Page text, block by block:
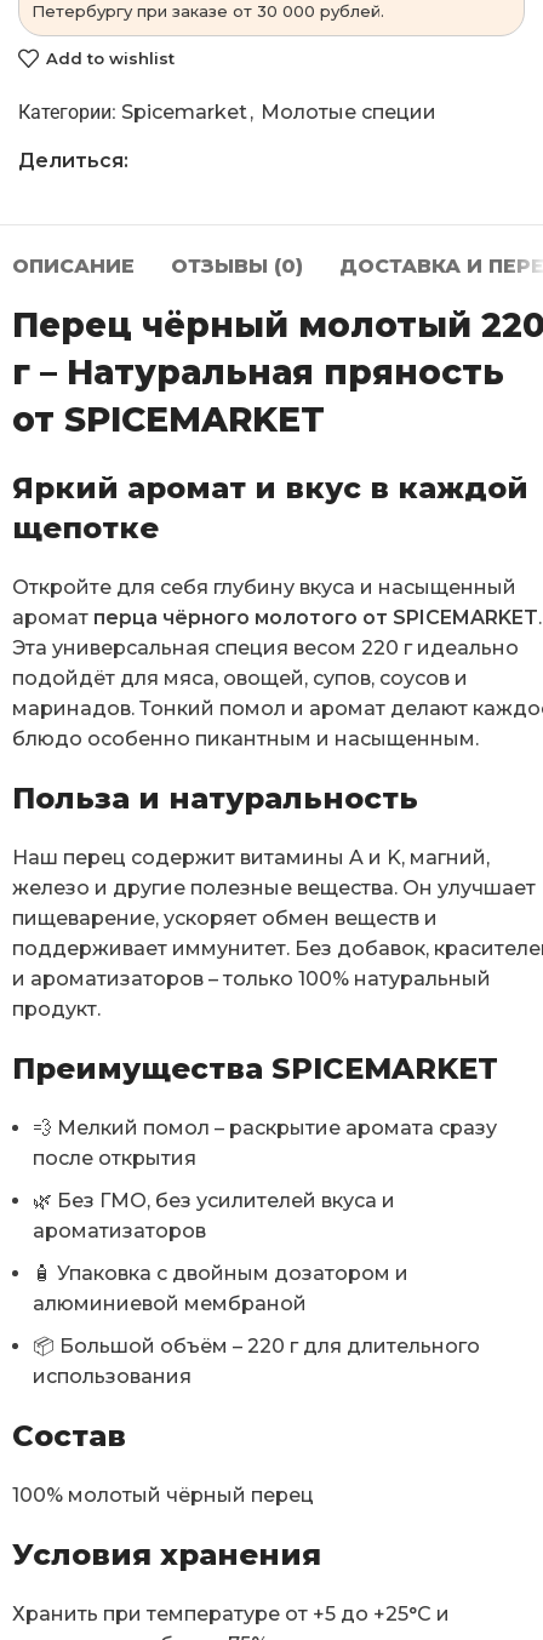
Петербургу при заказе от 30 000 рублей.
Add to wishlist
Категории: Spicemarket, Молотые специи
Делиться:
ОПИСАНИЕ ОТЗЫВЫ (0) ДОСТАВКА И
Перец чёрный молотый
г – Натуральная пряность
от SPICEMARKET
Яркий аромат и вкус в каждой
щепотке
Откройте для себя глубину вкуса и насыщенный
аромат перца чёрного молотого от SPICEMARKET.
Эта универсальная специя весом 220 г идеально
подойдёт для мяса, овощей, супов, соусов и
маринадов. Тонкий помол и аромат делают
блюдо особенно пикантным и насыщенным.
Польза и натуральность
Наш перец содержит витамины A и K, магний,
железо и другие полезные вещества. Он улучшает
пищеварение, ускоряет обмен веществ и
поддерживает иммунитет. Без добавок,
и ароматизаторов – только 100% натуральный
продукт.
Преимущества SPICEMARKET
💨 Мелкий помол – раскрытие аромата сразу
после открытия
🌿 Без ГМО, без усилителей вкуса и
ароматизаторов
🧴 Упаковка с двойным дозатором и
алюминиевой мембраной
📦 Большой объём – 220 г для длительного
использования
Состав
100% молотый чёрный перец
Условия хранения
Хранить при температуре от +5 до +25°C и